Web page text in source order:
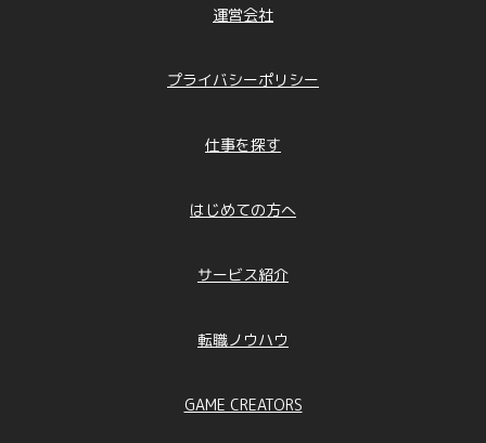
運営会社
プライバシーポリシー
仕事を探す
はじめての方へ
サービス紹介
転職ノウハウ
GAME CREATORS